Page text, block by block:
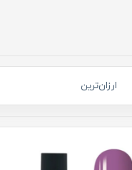
ارزان‌ترین